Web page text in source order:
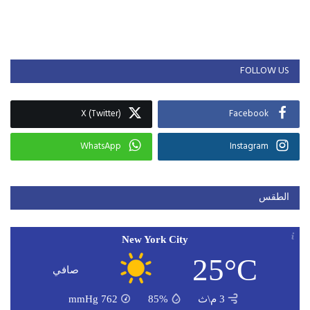
FOLLOW US
Facebook
X (Twitter)
Instagram
WhatsApp
الطقس
New York City
25°C صافي
3 م\ث 85%
762
mmHg